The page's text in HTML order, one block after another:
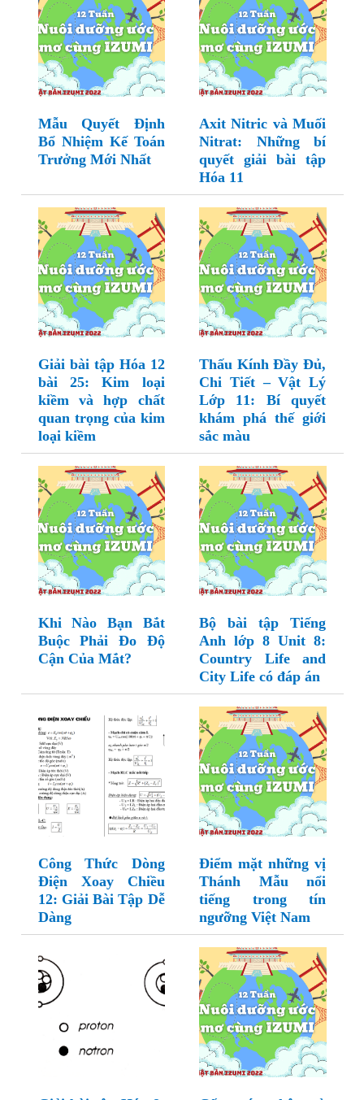
Mẫu Quyết Định
Bổ Nhiệm Kế Toán
Trưởng Mới Nhất
Axit Nitric và Muối
Nitrat: Những bí
quyết giải bài tập
Hóa 11
Giải bài tập Hóa 12
bài 25: Kim loại
kiềm và hợp chất
quan trọng của kim
loại kiềm
Thấu Kính Đầy Đủ,
Chi Tiết – Vật Lý
Lớp 11: Bí quyết
khám phá thế giới
sắc màu
Khi Nào Bạn Bắt
Buộc Phải Đo Độ
Cận Của Mắt?
Bộ bài tập Tiếng
Anh lớp 8 Unit 8:
Country Life and
City Life có đáp án
Công Thức Dòng
Điện Xoay Chiều
12: Giải Bài Tập Dễ
Dàng
Điểm mặt những vị
Thánh Mẫu nổi
tiếng trong tín
ngưỡng Việt Nam